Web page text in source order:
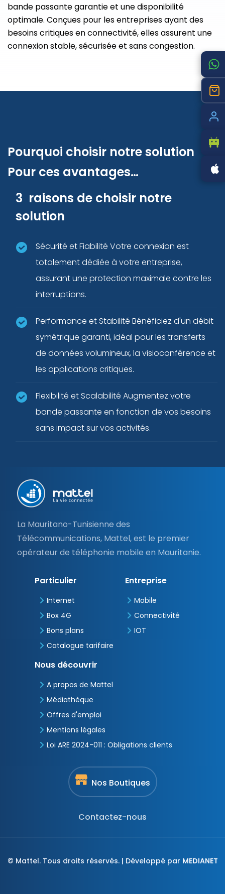
bande passante garantie et une disponibilité
optimale. Conçues pour les entreprises ayant des
besoins critiques en connectivité, elles assurent une
connexion stable, sécurisée et sans congestion.
Pourquoi choisir notre solution
Pour ces avantages…
3 raisons de choisir notre
solution
Sécurité et Fiabilité Votre connexion est
totalement dédiée à votre entreprise,
assurant une protection maximale contre les
interruptions.
Performance et Stabilité Bénéficiez d'un débit
symétrique garanti, idéal pour les transferts
de données volumineux, la visioconférence et
les applications critiques.
Flexibilité et Scalabilité Augmentez votre
bande passante en fonction de vos besoins
sans impact sur vos activités.
La Mauritano-Tunisienne des
Télécommunications, Mattel, est le premier
opérateur de téléphonie mobile en Mauritanie.
Pied
de
page
Particulier
Internet
Box 4G
Bons plans
Catalogue tarifaire
Entreprise
Mobile
Connectivité
IOT
Nous découvrir
A propos de Mattel
Médiathèque
Offres d'emploi
Mentions légales
Loi ARE 2024-011 : Obligations clients
Nos Boutiques
Contactez-nous
© Mattel. Tous droits réservés. | Développé par MEDIANET